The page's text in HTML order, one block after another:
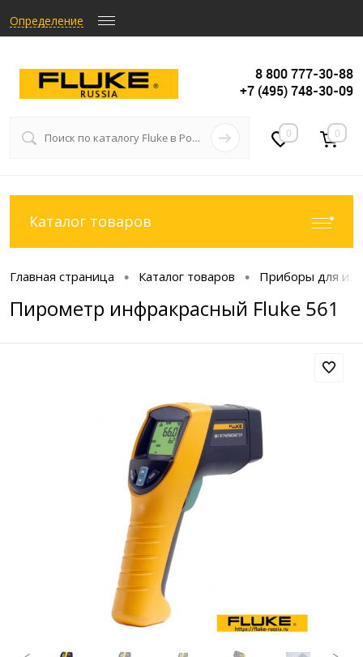
Определение
8 800 777-30-88
+7 (495) 748-30-09
0 0
Каталог товаров
Главная страница • Каталог товаров • Приборы для
Пирометр инфракрасный Fluke 561